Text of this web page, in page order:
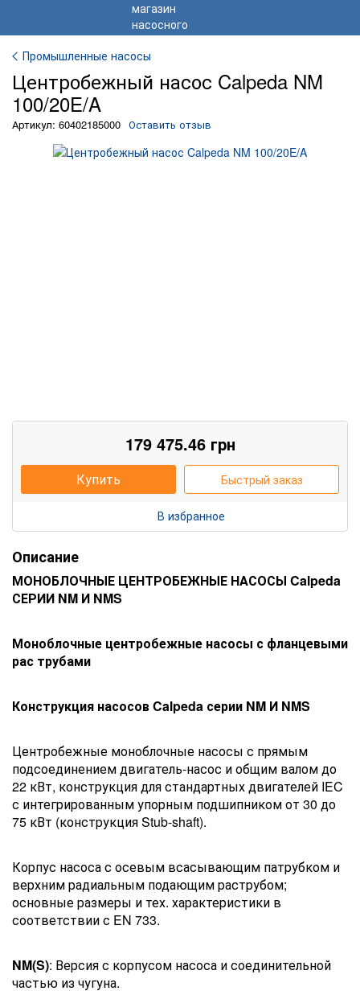
Промышленные насосы
Центробежный насос Calpeda NM
100/20E/A
Артикул: 60402185000 Оставить отзыв
179 475.46грн
Купить Быстрый заказ
В избранное
Описание
МОНОБЛОЧНЫЕ ЦЕНТРОБЕЖНЫЕ НАСОСЫ Calpeda
СЕРИИ NM И NMS
Моноблочные центробежные насосы с фланцевыми
рас трубами
Конструкция насосов Calpeda серии NM И NMS
Центробежные моноблочные насосы с прямым
подсоединением двигатель-насос и общим валом до
22 кВт, конструкция для стандартных двигателей IEC
с интегрированным упорным подшипником от 30 до
75 кВт (конструкция Stub-shaft).
Корпус насоса с осевым всасывающим патрубком и
верхним радиальным подающим раструбом;
основные размеры и тех. характеристики в
соответствии с EN 733.
NM(S): Версия с корпусом насоса и соединительной
частью из чугуна.